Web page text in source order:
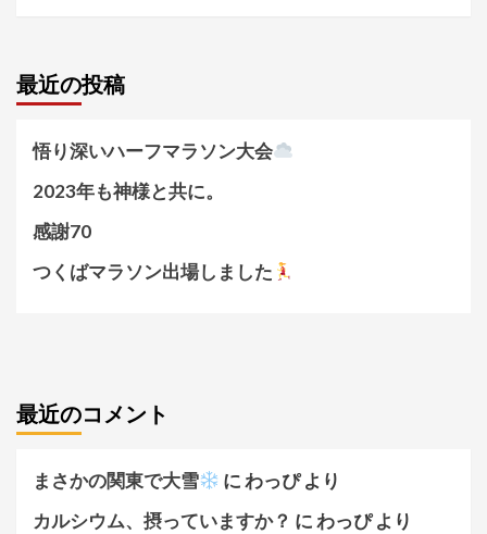
最近の投稿
悟り深いハーフマラソン大会
2023年も神様と共に。
感謝70
つくばマラソン出場しました
最近のコメント
まさかの関東で大雪 に わっぴより
カルシウム、摂っていますか？ に わっぴより